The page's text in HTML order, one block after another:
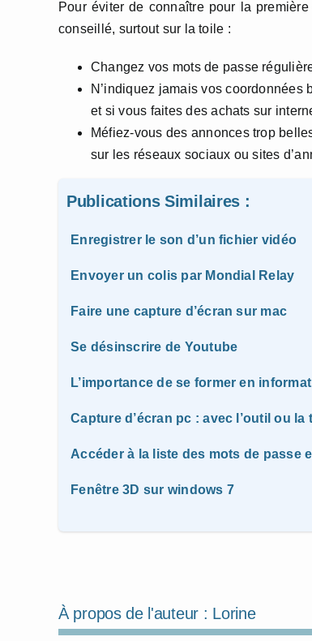
Pour éviter de connaître pour la
conseillé, surtout sur la toile :
Changez vos mots de passe
N’indiquez jamais vos
et si vous faites des achats sur
Méfiez-vous des annonces trop
sur les réseaux sociaux ou sites
Publications Similaires :
Enregistrer le son d’un fichier vidéo
Envoyer un colis par Mondial Relay
Faire une capture d’écran sur mac
Se désinscrire de Youtube
L’importance de se former en
Capture d’écran pc : avec l’outil ou
Accéder à la liste des mots de passe
Fenêtre 3D sur windows 7
À propos de l'auteur : Lorine